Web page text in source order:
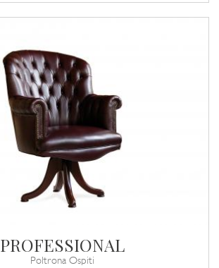
PROFESSIONAL
Poltrona Ospiti